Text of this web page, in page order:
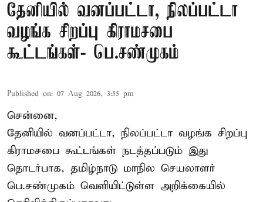
தேனியில் வனப்பட்டா, நிலப்பட்டா
வழங்க சிறப்பு கிராமசபை
கூட்டங்கள்- பெ.சண்முகம்
Published on: 07 Aug 2026, 3:55 pm
சென்னை,
தேனியில் வனப்பட்டா, நிலப்பட்டா வழங்க சிறப்பு
கிராமசபை கூட்டங்கள் நடத்தப்படும் இது
தொடர்பாக, தமிழ்நாடு மாநில செயலாளர்
பெ.சண்முகம் வெளியிட்டுள்ள அறிக்கையில்